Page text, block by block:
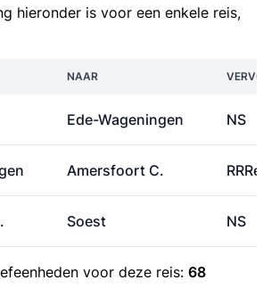
hieronder is voor een enkele reis,
NAAR
Ede-Wageningen NS
Amersfoort C.
Soest NS
voor deze reis: 68